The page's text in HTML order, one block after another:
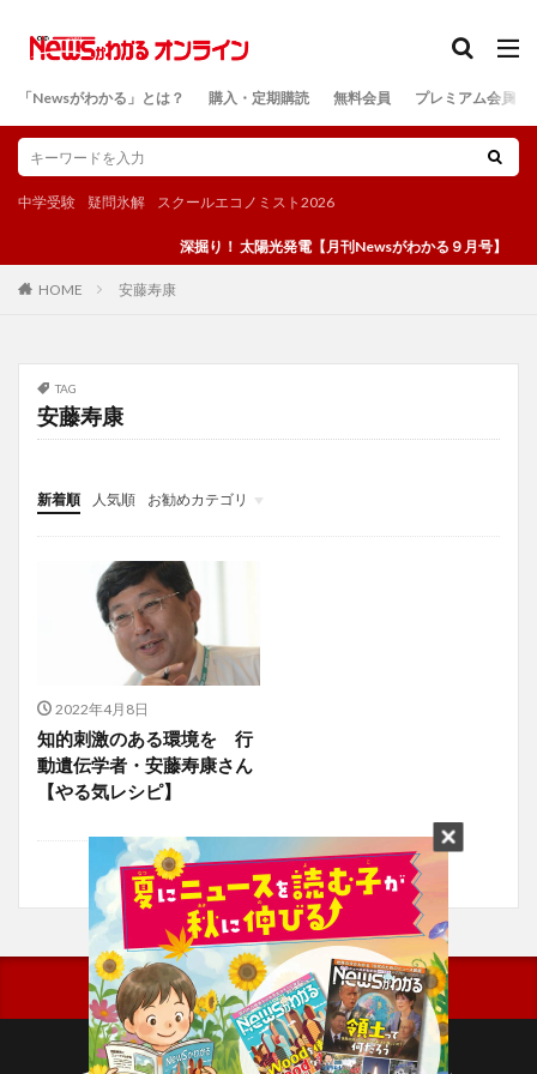
「Newsがわかる」とは？ 購入・定期購読 無料会員 プレミアム会員
中学受験 疑問氷解 スクールエコノミスト2026
深掘り！ 太陽光発電【月刊Newsがわかる９月号】
HOME 安藤寿康
TAG
安藤寿康
新着順 人気順
お勧めカテゴリ
投稿
学び
マンガ
電子書籍
2022年4月8日
知的刺激のある環境を 行
動遺伝学者・安藤寿康さん
【やる気レシピ】
検索